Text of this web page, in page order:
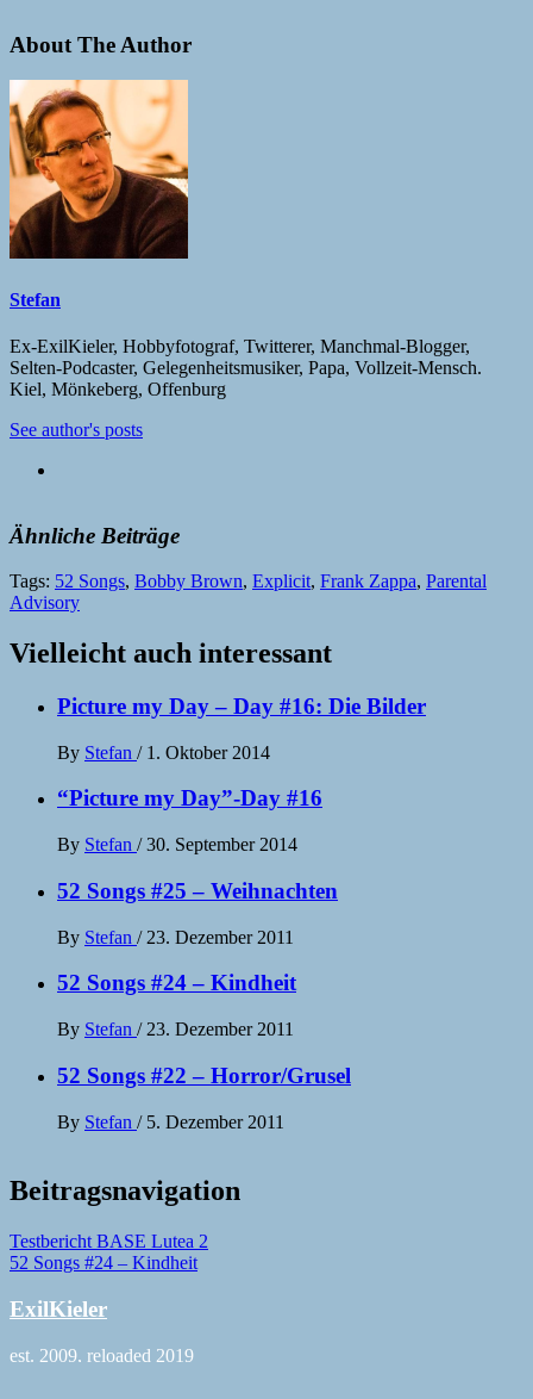
About The Author
Stefan
Ex-ExilKieler, Hobbyfotograf, Twitterer, Manchmal-Blogger,
Selten-Podcaster, Gelegenheitsmusiker, Papa, Vollzeit-Mensch.
Kiel, Mönkeberg, Offenburg
See author's posts
Ähnliche Beiträge
Tags: 52 Songs, Bobby Brown, Explicit, Frank Zappa, Parental
Advisory
Vielleicht auch interessant
Picture my Day – Day #16: Die Bilder
By Stefan / 1. Oktober 2014
“Picture my Day”-Day #16
By Stefan / 30. September 2014
52 Songs #25 – Weihnachten
By Stefan / 23. Dezember 2011
52 Songs #24 – Kindheit
By Stefan / 23. Dezember 2011
52 Songs #22 – Horror/Grusel
By Stefan / 5. Dezember 2011
Beitragsnavigation
Testbericht BASE Lutea 2
52 Songs #24 – Kindheit
ExilKieler
est. 2009, reloaded 2019